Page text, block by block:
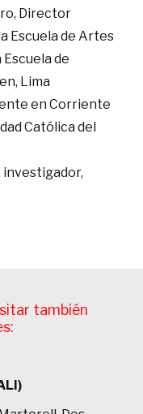
Director
Escuela de Artes
de
Lima
en Corriente
Católica del
investigador,
también